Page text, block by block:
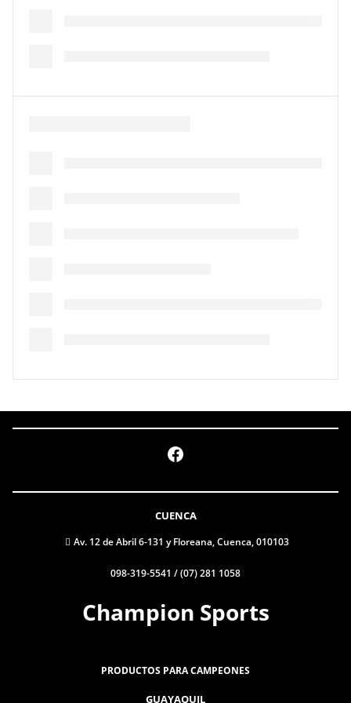
Facebook
CUENCA
Av. 12 de Abril 6-131 y Floreana, Cuenca, 010103
098-319-5541 / (07) 281 1058
Champion Sports
PRODUCTOS PARA CAMPEONES
GUAYAQUIL